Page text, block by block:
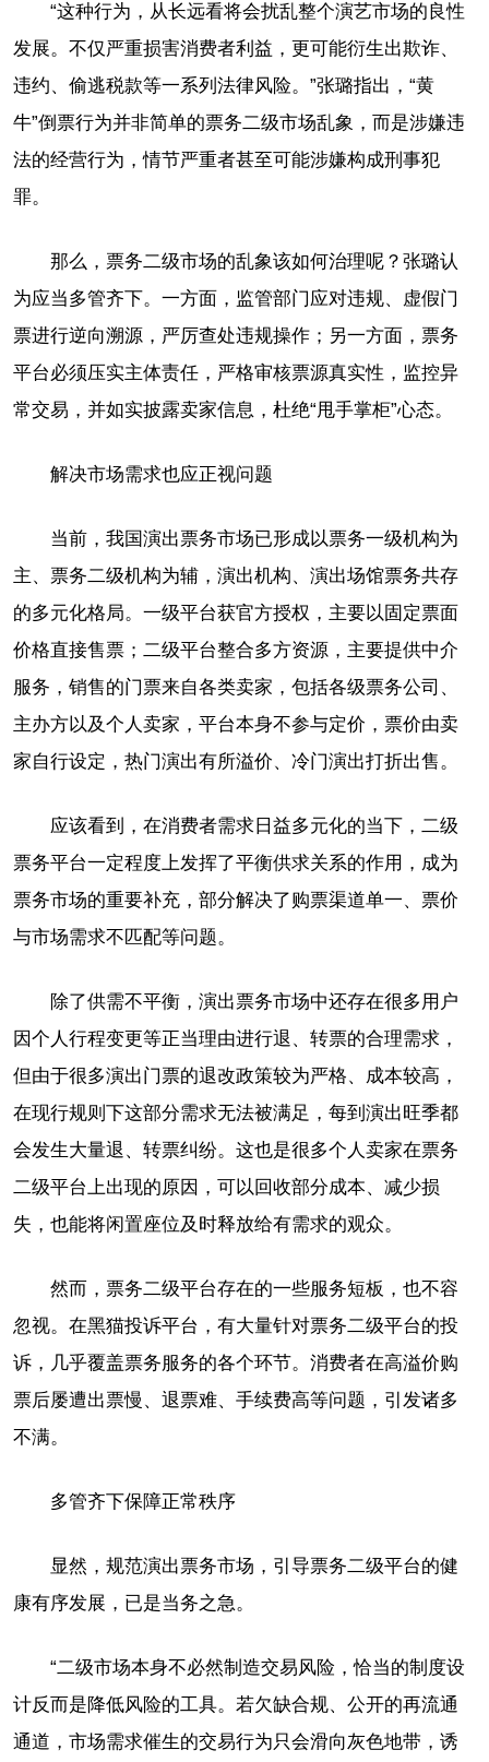
“这种行为，从长远看将会扰乱整个演艺市场的良性
发展。不仅严重损害消费者利益，更可能衍生出欺诈、
违约、偷逃税款等一系列法律风险。”张璐指出，“黄
牛”倒票行为并非简单的票务二级市场乱象，而是涉嫌违
法的经营行为，情节严重者甚至可能涉嫌构成刑事犯
罪。
那么，票务二级市场的乱象该如何治理呢？张璐认
为应当多管齐下。一方面，监管部门应对违规、虚假门
票进行逆向溯源，严厉查处违规操作；另一方面，票务
平台必须压实主体责任，严格审核票源真实性，监控异
常交易，并如实披露卖家信息，杜绝“甩手掌柜”心态。
解决市场需求也应正视问题
当前，我国演出票务市场已形成以票务一级机构为
主、票务二级机构为辅，演出机构、演出场馆票务共存
的多元化格局。一级平台获官方授权，主要以固定票面
价格直接售票；二级平台整合多方资源，主要提供中介
服务，销售的门票来自各类卖家，包括各级票务公司、
主办方以及个人卖家，平台本身不参与定价，票价由卖
家自行设定，热门演出有所溢价、冷门演出打折出售。
应该看到，在消费者需求日益多元化的当下，二级
票务平台一定程度上发挥了平衡供求关系的作用，成为
票务市场的重要补充，部分解决了购票渠道单一、票价
与市场需求不匹配等问题。
除了供需不平衡，演出票务市场中还存在很多用户
因个人行程变更等正当理由进行退、转票的合理需求，
但由于很多演出门票的退改政策较为严格、成本较高，
在现行规则下这部分需求无法被满足，每到演出旺季都
会发生大量退、转票纠纷。这也是很多个人卖家在票务
二级平台上出现的原因，可以回收部分成本、减少损
失，也能将闲置座位及时释放给有需求的观众。
然而，票务二级平台存在的一些服务短板，也不容
忽视。在黑猫投诉平台，有大量针对票务二级平台的投
诉，几乎覆盖票务服务的各个环节。消费者在高溢价购
票后屡遭出票慢、退票难、手续费高等问题，引发诸多
不满。
多管齐下保障正常秩序
显然，规范演出票务市场，引导票务二级平台的健
康有序发展，已是当务之急。
“二级市场本身不必然制造交易风险，恰当的制度设
计反而是降低风险的工具。若欠缺合规、公开的再流通
通道，市场需求催生的交易行为只会滑向灰色地带，诱